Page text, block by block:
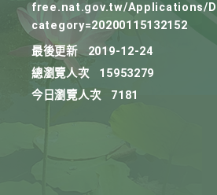
free.nat.gov.tw/Applications/
category=20200115132152
最後更新
2019-12-24
總瀏覽人次
15953279
今日瀏覽人次
7181